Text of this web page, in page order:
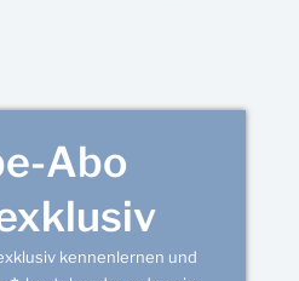
Abo
kennenlernen und